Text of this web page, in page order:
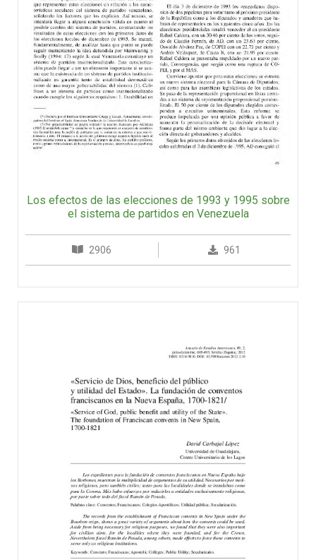
Los efectos de las elecciones de 1993 y 1995 sobre
el sistema de partidos en Venezuela
2906 961